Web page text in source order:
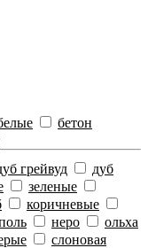
бетон
грейвуд
дуб
зеленые
коричневые
неро
ольха
слоновая